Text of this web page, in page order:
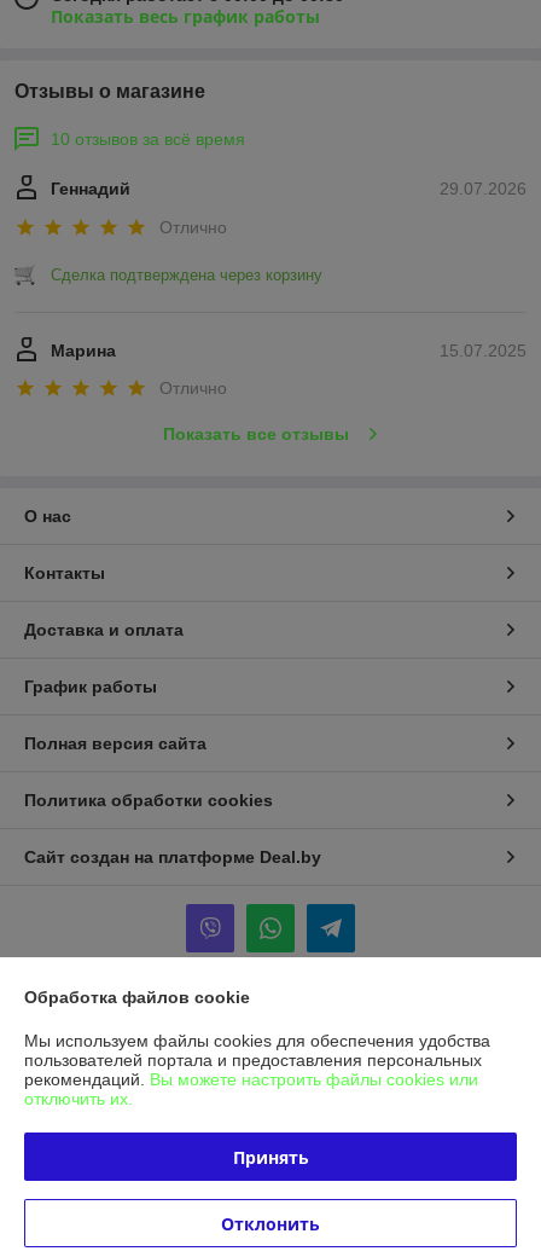
Показать весь график работы
Отзывы о магазине
10 отзывов за всё время
29.07.2026
Геннадий
Отлично
Сделка подтверждена через корзину
15.07.2025
Марина
Отлично
Показать все отзывы
О нас
Контакты
Доставка и оплата
График работы
Полная версия сайта
Политика обработки cookies
Сайт создан на платформе Deal.by
Юридическое лицо:Общество с ограниченной ответственностью
"Альфасептика"
220070, г. Минск, ул. Радиальная, д. 11 Б, офис 12/2
Регистрационный номер ЕГР: 193455025
Регистрационный орган: Минский горисполком
Дата регистрации компании: 07.08.2020
Обработка файлов cookie
Мы используем файлы cookies для обеспечения удобства
пользователей портала и предоставления персональных
рекомендаций. Вы можете настроить файлы cookies или
отключить их.
Принять
Отклонить